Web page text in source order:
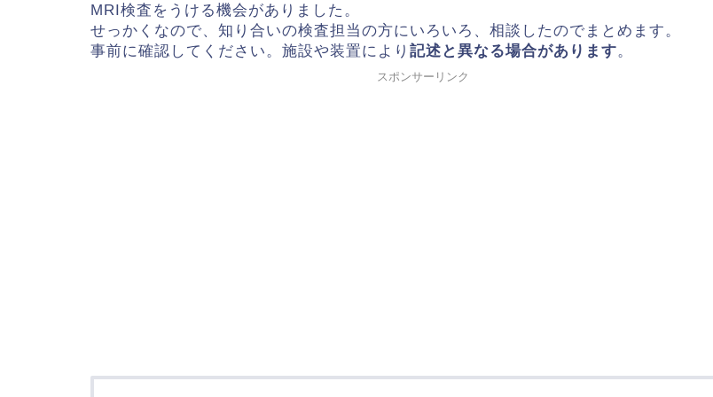
MRI検査をうける機会がありました。
せっかくなので、知り合いの検査担当の方にいろいろ、相談したのでまとめます。
事前に確認してください。施設や装置により 記述と異なる場合があります。
スポンサーリンク